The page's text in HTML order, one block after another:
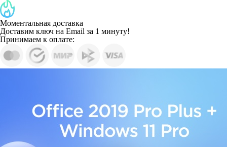
Моментальная доставка
Доставим ключ на Email за 1 минуту!
Принимаем к оплате: